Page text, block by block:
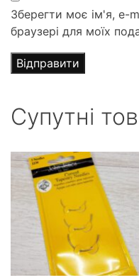
Зберегти моє ім'я, e-
браузері для моїх
Супутні